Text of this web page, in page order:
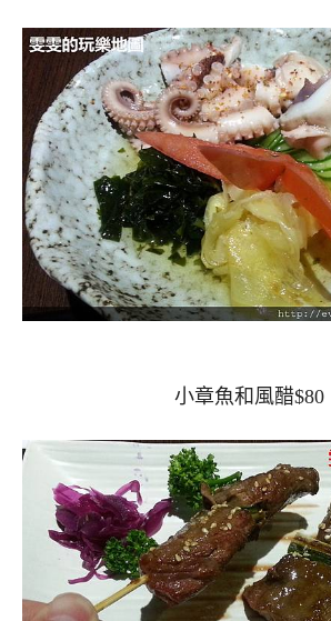
小章魚和風醋$80